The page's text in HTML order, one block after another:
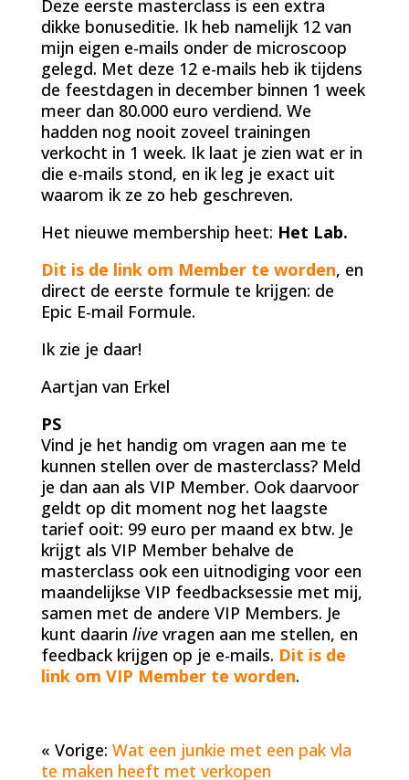
Deze eerste masterclass is een extra
dikke bonuseditie. Ik heb namelijk 12 van
mijn eigen e-mails onder de microscoop
gelegd. Met deze 12 e-mails heb ik tijdens
de feestdagen in december binnen 1 week
meer dan 80.000 euro verdiend. We
hadden nog nooit zoveel trainingen
verkocht in 1 week. Ik laat je zien wat er in
die e-mails stond, en ik leg je exact uit
waarom ik ze zo heb geschreven.
Het nieuwe membership heet: Het Lab.
Dit is de link om Member te worden, en
direct de eerste formule te krijgen: de
Epic E-mail Formule.
Ik zie je daar!
Aartjan van Erkel
PS
Vind je het handig om vragen aan me te
kunnen stellen over de masterclass? Meld
je dan aan als VIP Member. Ook daarvoor
geldt op dit moment nog het laagste
tarief ooit: 99 euro per maand ex btw. Je
krijgt als VIP Member behalve de
masterclass ook een uitnodiging voor een
maandelijkse VIP feedbacksessie met mij,
samen met de andere VIP Members. Je
kunt daarin livevragen aan me stellen, en
feedback krijgen op je e-mails. Dit is de
link om VIP Member te worden.
« Vorige: Wat een junkie met een pak vla
te maken heeft met verkopen